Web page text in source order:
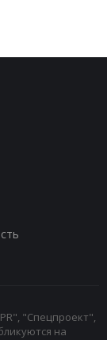
"Спецпроект",
на